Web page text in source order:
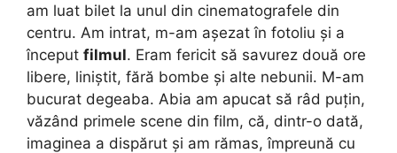
am luat bilet la unul din cinematografele din
centru. Am intrat, m-am așezat în fotoliu și a
început filmul. Eram fericit să savurez două ore
libere, liniștit, fără bombe și alte nebunii. M-am
bucurat degeaba. Abia am apucat să râd puțin,
văzând primele scene din film, că, dintr-o dată,
imaginea a dispărut și am rămas, împreună cu